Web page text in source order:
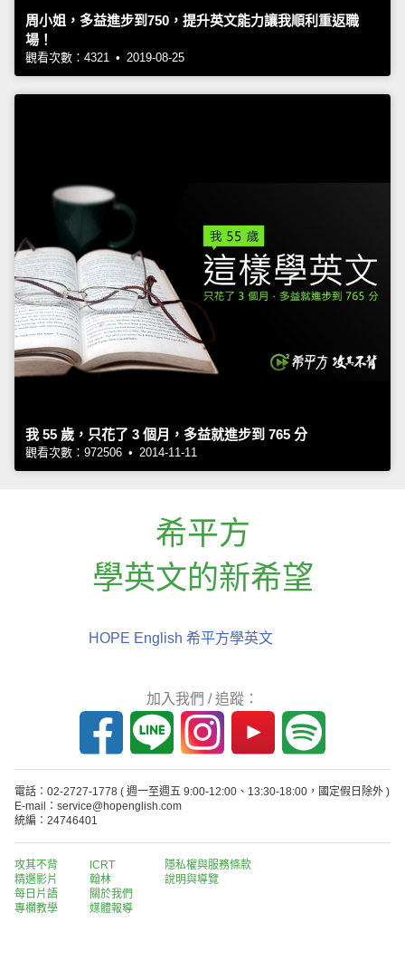
周小姐，多益進步到750，提升英文能力讓我順利重返職
場！
觀看次數：4321 • 2019-08-25
我 55 歲，只花了 3 個月，多益就進步到 765 分
觀看次數：972506 • 2014-11-11
希平方
學英文的新希望
HOPE English 希平方學英文
加入我們 / 追蹤：
電話：02-2727-1778 ( 週一至週五 9:00-12:00、13:30-18:00，國定假日除外 )
E-mail：service@hopenglish.com
統編：24746401
攻其不背
精選影片
每日片語
專欄教學
ICRT
翰林
關於我們
媒體報導
隱私權與服務條款
說明與導覽